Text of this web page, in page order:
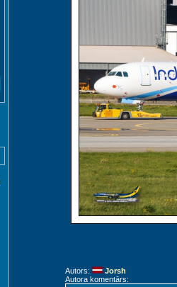
Autors:
Jorsh
Autora komentārs:
Sylt (GWT)